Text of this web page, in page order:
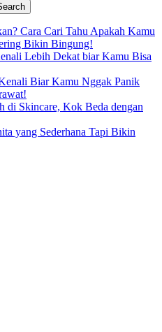
Cara Cari Tahu Apakah Kamu
Bikin Bingung!
Lebih Dekat biar Kamu Bisa
Biar Kamu Nggak Panik
di Skincare, Kok Beda dengan
yang Sederhana Tapi Bikin